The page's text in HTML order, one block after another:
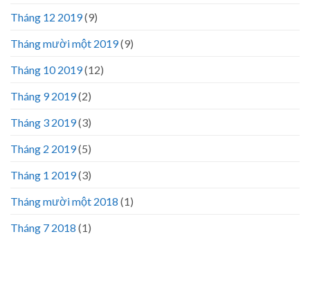
Tháng 12 2019(9)
Tháng mười một 2019(9)
Tháng 10 2019(12)
Tháng 9 2019(2)
Tháng 3 2019(3)
Tháng 2 2019(5)
Tháng 1 2019(3)
Tháng mười một 2018 (1)
Tháng 7 2018 (1)